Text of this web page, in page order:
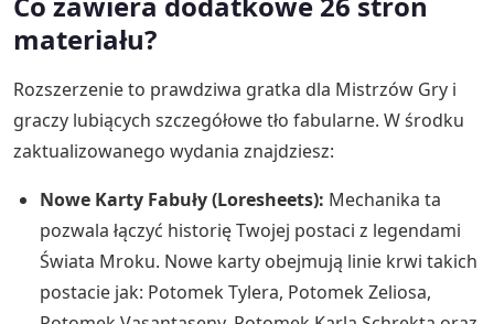
materiału?
Rozszerzenie to prawdziwa gratka dla Mistrzów Gry i
graczy lubiących szczegółowe tło fabularne. W środku
zaktualizowanego wydania znajdziesz:
Nowe Karty Fabuły (Loresheets): Mechanika ta
pozwala łączyć historię Twojej postaci z legendami
Świata Mroku. Nowe karty obejmują linie krwi takich
postacie jak: Potomek Tylera, Potomek Zeliosa,